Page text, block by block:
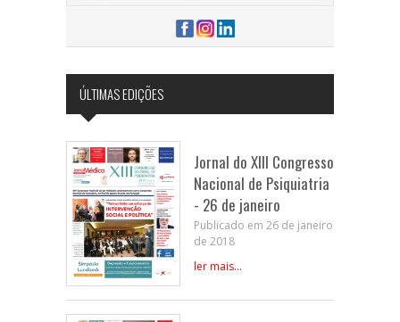
ÚLTIMAS EDIÇÕES
Jornal do XIII Congresso
Nacional de Psiquiatria
- 26 de janeiro
Publicado em 26 de janeiro
de 2018
ler mais...